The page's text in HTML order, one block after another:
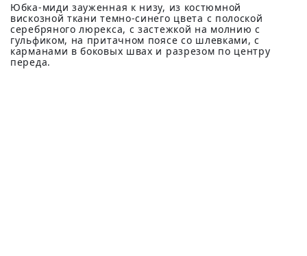
Юбка-миди зауженная к низу, из костюмной
вискозной ткани темно-синего цвета с полоской
серебряного люрекса, с застежкой на молнию с
гульфиком, на притачном поясе со шлевками, с
карманами в боковых швах и разрезом по центру
переда.